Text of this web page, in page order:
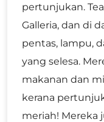
pertunjukan.
Galleria, dan di
pentas, lampu,
yang selesa.
makanan dan
kerana
meriah! Mereka